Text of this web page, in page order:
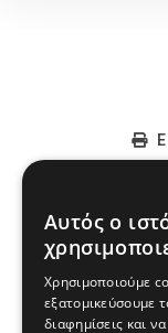
Αυτός ο
Χρησιμοποιούμε
εξατομικεύσουμε
διαφημίσεις και